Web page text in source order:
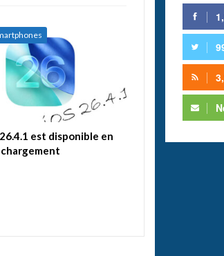
est disponible en